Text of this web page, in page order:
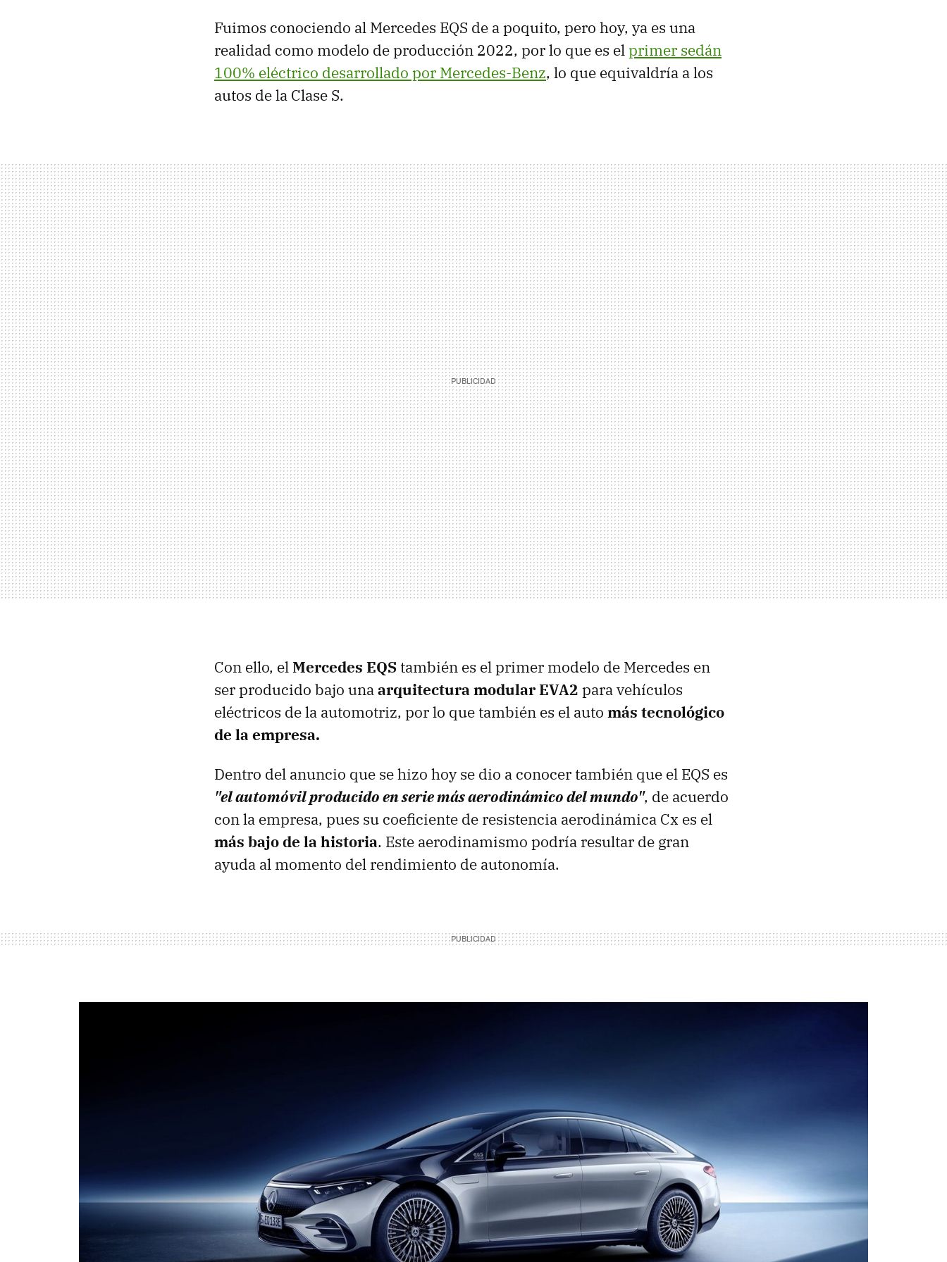
Fuimos conociendo al Mercedes EQS de a poquito, pero hoy, ya es una
realidad como modelo de producción 2022, por lo que es elprimer sedán
100% eléctrico desarrollado por Mercedes-Benz, lo que equivaldría a los
autos de la Clase S.
Con ello, elMercedes EQS también es el primer modelo de Mercedes en
ser producido bajo unaarquitectura modular EVA2 para vehículos
eléctricos de la automotriz, por lo que también es el auto más tecnológico
de la empresa.
Dentro del anuncio que se hizo hoy se dio a conocer también que el EQS es
"el automóvil producido en serie más aerodinámico del mundo", de acuerdo
con la empresa, pues su coeficiente de resistencia aerodinámica Cx es el
más bajo de la historia. Este aerodinamismo podría resultar de gran
ayuda al momento del rendimiento de autonomía.